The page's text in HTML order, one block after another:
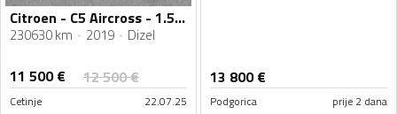
Citroen - C5 Aircross - 1.5 Hdi
230630 km 2019 Dizel
11 500€ 12 500€
Cetinje 22.07.25
13 800€
Podgorica prije 2 dana